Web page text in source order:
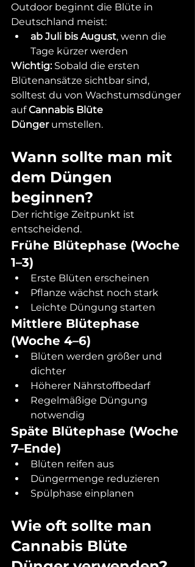
Outdoor beginnt die Blüte in
Deutschland meist:
ab Juli bis August, wenn die
Tage kürzer werden
Wichtig: Sobald die ersten
Blütenansätze sichtbar sind,
solltest du von Wachstumsdünger
auf Cannabis Blüte
Dünger umstellen.
Wann sollte man mit
dem Düngen
beginnen?
Der richtige Zeitpunkt ist
entscheidend.
Frühe Blütephase (Woche
1–3)
Erste Blüten erscheinen
Pflanze wächst noch stark
Leichte Düngung starten
Mittlere Blütephase
(Woche 4–6)
Blüten werden größer und
dichter
Höherer Nährstoffbedarf
Regelmäßige Düngung
notwendig
Späte Blütephase (Woche
7–Ende)
Blüten reifen aus
Düngermenge reduzieren
Spülphase einplanen
Wie oft sollte man
Cannabis Blüte